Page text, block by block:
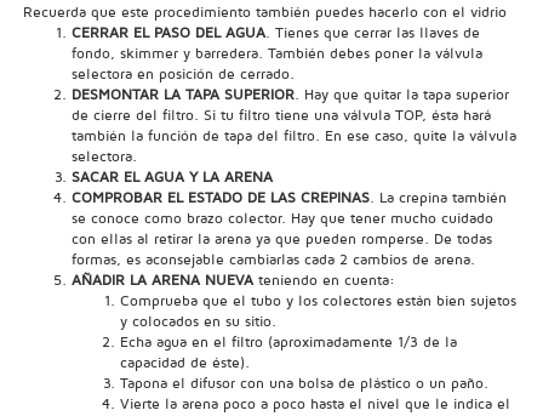
Recuerda que este procedimiento también puedes hacerlo con el vidrio
CERRAR EL PASO DEL AGUA. Tienes que cerrar las llaves de
fondo, skimmer y barredera. También debes poner la válvula
selectora en posición de cerrado.
DESMONTAR LA TAPA SUPERIOR. Hay que quitar la tapa superior
de cierre del filtro. Si tu filtro tiene una válvula TOP, ésta hará
también la función de tapa del filtro. En ese caso, quite la válvula
selectora.
SACAR EL AGUA Y LA ARENA
COMPROBAR EL ESTADO DE LAS CREPINAS. La crepina también
se conoce como brazo colector. Hay que tener mucho cuidado
con ellas al retirar la arena ya que pueden romperse. De todas
formas, es aconsejable cambiarlas cada 2 cambios de arena.
AÑADIR LA ARENA NUEVAteniendo en cuenta:
Comprueba que el tubo y los colectores están bien sujetos
y colocados en su sitio.
Echa agua en el filtro (aproximadamente 1/3 de la
capacidad de éste).
Tapona el difusor con una bolsa de plástico o un paño.
Vierte la arena poco a poco hasta el nivel que le indica el